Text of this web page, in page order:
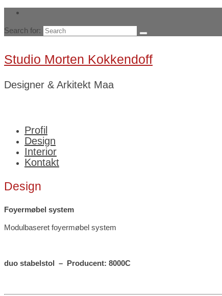
Search for:
Studio Morten Kokkendoff
Designer & Arkitekt Maa
Profil
Design
Interior
Kontakt
Design
Foyermøbel system
Modulbaseret foyermøbel system
duo stabelstol – Producent: 8000C